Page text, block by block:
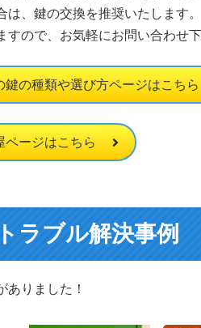
、鍵の交換を推奨いたします。
ので、お気軽にお問い合わせ下
の種類や選び方ページはこちら
ページはこちら
ラブル解決事例
りました！